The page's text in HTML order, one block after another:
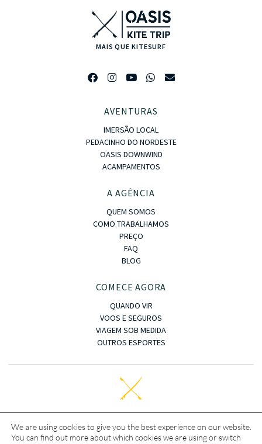
MAIS QUE KITESURF
AVENTURAS
IMERSÃO LOCAL
PEDACINHO DO NORDESTE
OASIS DOWNWIND
ACAMPAMENTOS
A AGÊNCIA
QUEM SOMOS
COMO TRABALHAMOS
PREÇO
FAQ
BLOG
COMECE AGORA
QUANDO VIR
VOOS E SEGUROS
VIAGEM SOB MEDIDA
OUTROS ESPORTES
We are using cookies to give you the best experience on our website.
You can find out more about which cookies we are using or switch